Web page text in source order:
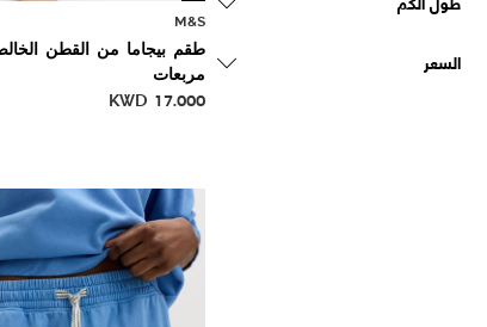
السعر
M&S
طقم بيجاما من القطن
مربعات
KWD 17.000